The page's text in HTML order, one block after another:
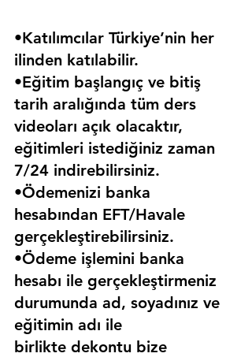
•Katılımcılar Türkiye’nin her
ilinden katılabilir.
•Eğitim başlangıç ve bitiş
tarih aralığında tüm ders
videoları açık olacaktır,
eğitimleri istediğiniz zaman
7/24 indirebilirsiniz.
•Ödemenizi banka
hesabından EFT/Havale
gerçekleştirebilirsiniz.
•Ödeme işlemini banka
hesabı ile gerçekleştirmeniz
durumunda ad, soyadınız ve
eğitimin adı ile
birlikte dekontu bize